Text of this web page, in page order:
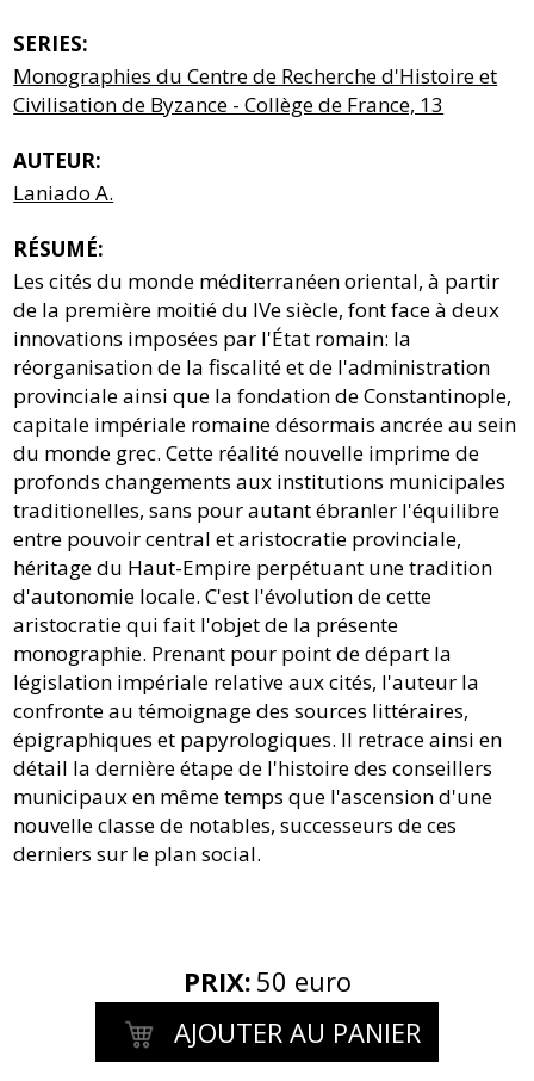
PRIX: 50 euro
AJOUTER AU PANIER
SERIES:
Monographies du Centre de Recherche d'Histoire et
Civilisation de Byzance - Collège de France, 13
AUTEUR:
Laniado A.
RÉSUMÉ:
Les cités du monde méditerranéen oriental, à partir
de la première moitié du IVe siècle, font face à deux
innovations imposées par l'État romain: la
réorganisation de la fiscalité et de l'administration
provinciale ainsi que la fondation de Constantinople,
capitale impériale romaine désormais ancrée au sein
du monde grec. Cette réalité nouvelle imprime de
profonds changements aux institutions municipales
traditionelles, sans pour autant ébranler l'équilibre
entre pouvoir central et aristocratie provinciale,
héritage du Haut-Empire perpétuant une tradition
d'autonomie locale. C'est l'évolution de cette
aristocratie qui fait l'objet de la présente
monographie. Prenant pour point de départ la
législation impériale relative aux cités, l'auteur la
confronte au témoignage des sources littéraires,
épigraphiques et papyrologiques. Il retrace ainsi en
détail la dernière étape de l'histoire des conseillers
municipaux en même temps que l'ascension d'une
nouvelle classe de notables, successeurs de ces
derniers sur le plan social.